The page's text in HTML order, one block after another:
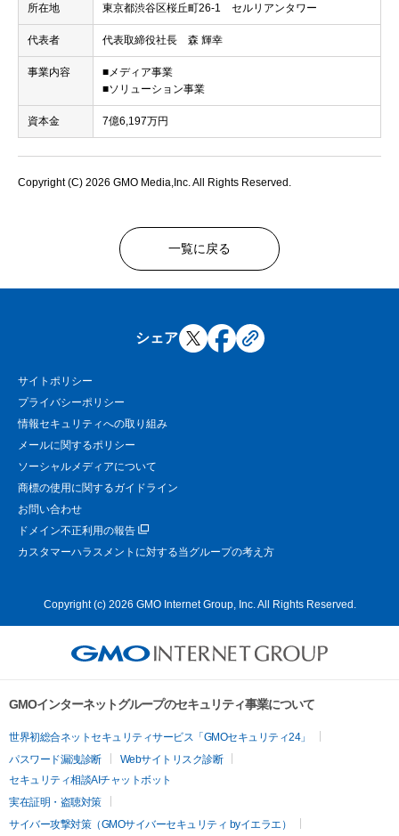
所在地 東京都渋谷区桜丘町26-1 セルリアンタワー
代表者 代表取締役社長 森 輝幸
事業内容
■メディア事業
■ソリューション事業
資本金 7億6,197万円
Copyright (C) 2026 GMO Media,Inc. All Rights Reserved.
一覧に戻る
シェア
サイトポリシー
プライバシーポリシー
情報セキュリティへの取り組み
メールに関するポリシー
ソーシャルメディアについて
商標の使用に関するガイドライン
お問い合わせ
ドメイン不正利用の報告
カスタマーハラスメントに対する当グループの考え方
Copyright (c) 2026 GMO Internet Group, Inc. All Rights Reserved.
GMOインターネットグループのセキュリティ事業について
世界初総合ネットセキュリティサービス「GMOセキュリティ24」
パスワード漏洩診断
Webサイトリスク診断
セキュリティ相談AIチャットボット
実在証明・盗聴対策
サイバー攻撃対策（GMOサイバーセキュリティ byイエラエ）